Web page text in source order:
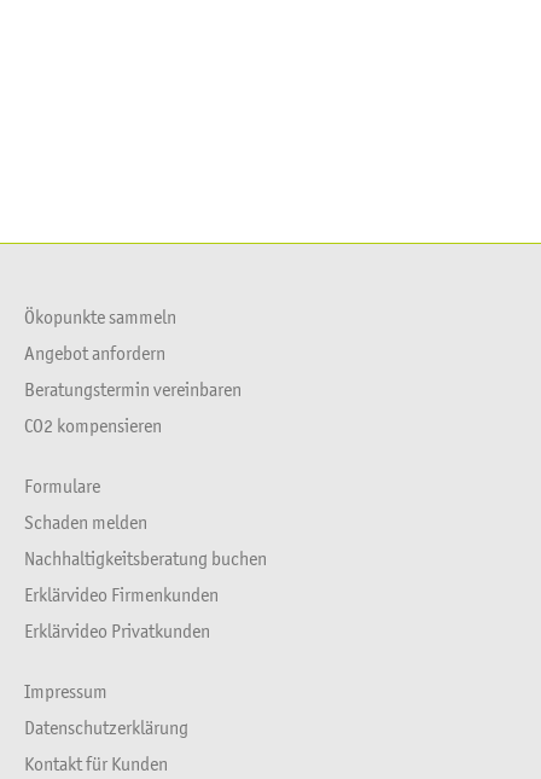
Ökopunkte sammeln
Angebot anfordern
Beratungstermin vereinbaren
CO2 kompensieren
Formulare
Schaden melden
Nachhaltigkeitsberatung buchen
Erklärvideo Firmenkunden
Erklärvideo Privatkunden
Impressum
Datenschutzerklärung
Kontakt für Kunden